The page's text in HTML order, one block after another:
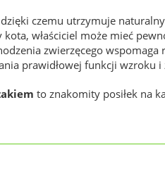
czemu utrzymuje
właściciel może mieć
zwierzęcego
prawidłowej funkcji wzroku
to znakomity posiłek na